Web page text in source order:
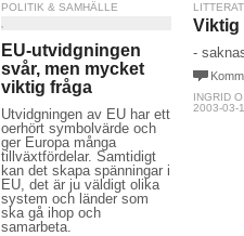
POLITIK & SAMHÄLLE
EU-utvidgningen
svår, men mycket
viktig fråga
Utvidgningen av EU har ett
oerhört symbolvärde och
ger Europa många
tillväxtfördelar. Samtidigt
kan det skapa spänningar i
EU, det är ju väldigt olika
system och länder som
ska gå ihop och
samarbeta.
Viktig
-
INGRID
2003-03-